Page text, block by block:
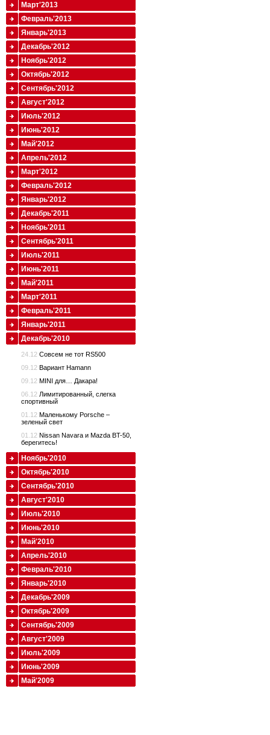
Март'2013
Февраль'2013
Январь'2013
Декабрь'2012
Ноябрь'2012
Октябрь'2012
Сентябрь'2012
Август'2012
Июль'2012
Июнь'2012
Май'2012
Апрель'2012
Март'2012
Февраль'2012
Январь'2012
Декабрь'2011
Ноябрь'2011
Сентябрь'2011
Июль'2011
Июнь'2011
Май'2011
Март'2011
Февраль'2011
Январь'2011
Декабрь'2010
24.12 Совсем не тот RS500
09.12 Вариант Hamann
09.12 MINI для… Дакара!
06.12 Лимитированный, слегка
спортивный
01.12 Маленькому Porsche –
зеленый свет
01.12 Nissan Navara и Mazda BT-50,
берегитесь!
Ноябрь'2010
Октябрь'2010
Сентябрь'2010
Август'2010
Июль'2010
Июнь'2010
Май'2010
Апрель'2010
Февраль'2010
Январь'2010
Декабрь'2009
Октябрь'2009
Сентябрь'2009
Август'2009
Июль'2009
Июнь'2009
Май'2009